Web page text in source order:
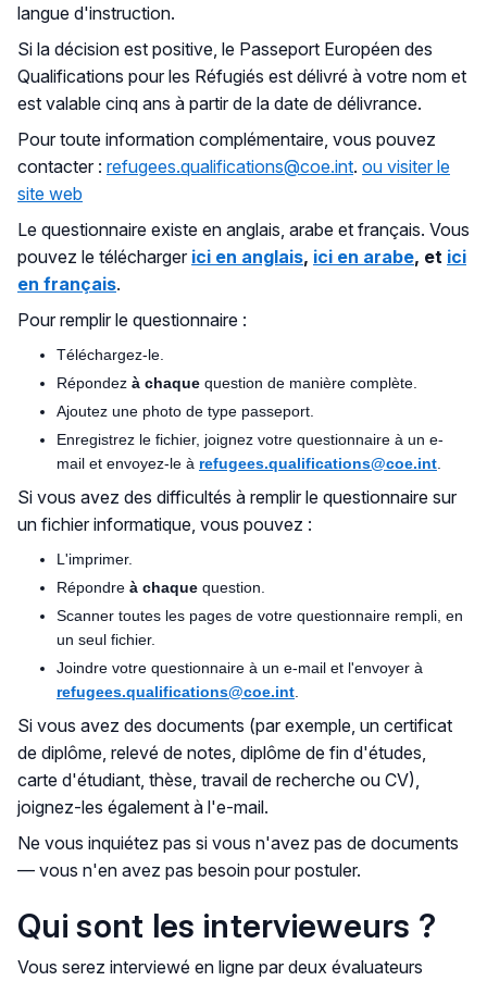
langue d'instruction.
Si la décision est positive, le Passeport Européen des
Qualifications pour les Réfugiés est délivré à votre nom et
est valable cinq ans à partir de la date de délivrance.
Pour toute information complémentaire, vous pouvez
contacter : refugees.qualifications@coe.int. ou visiter le
site web
Le questionnaire existe en anglais, arabe et français. Vous
pouvez le télécharger ici en anglais, ici en arabe, et ici
en français.
Pour remplir le questionnaire :
Téléchargez-le.
Répondez à chaque question de manière complète.
Ajoutez une photo de type passeport.
Enregistrez le fichier, joignez votre questionnaire à un e-
mail et envoyez-le à refugees.qualifications@coe.int
Si vous avez des difficultés à remplir le questionnaire sur
un fichier informatique, vous pouvez :
L'imprimer.
Répondre à chaque question.
Scanner toutes les pages de votre questionnaire rempli, en
un seul fichier.
Joindre votre questionnaire à un e-mail et l'envoyer à
refugees.qualifications@coe.int
Si vous avez des documents (par exemple, un certificat
de diplôme, relevé de notes, diplôme de fin d'études,
carte d'étudiant, thèse, travail de recherche ou CV),
joignez-les également à l'e-mail.
Ne vous inquiétez pas si vous n'avez pas de documents
— vous n'en avez pas besoin pour postuler.
Qui sont les intervieweurs ?
Vous serez interviewé en ligne par deux évaluateurs